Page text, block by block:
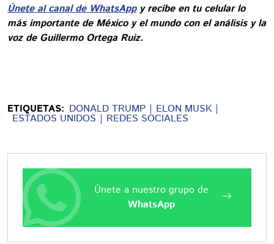
Únete al canal de WhatsAppy recibe en tu celular lo
más importante de México y el mundo con el análisis y la
voz de Guillermo Ortega Ruiz.
ETIQUETAS: DONALD TRUMP ELON MUSK
ESTADOS UNIDOS REDES SOCIALES
Únete a nuestro grupo de
WhatsApp